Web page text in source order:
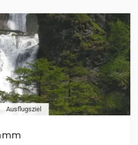
Ausflugsziel